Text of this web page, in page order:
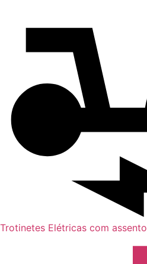
Trotinetes Elétricas com assento